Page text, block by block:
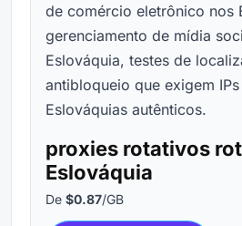
de comércio eletrônico nos
gerenciamento de mídia
Eslováquia, testes de
antibloqueio que exigem
Eslováquias autênticos.
proxies rotativos
Eslováquia
De $0.87/GB